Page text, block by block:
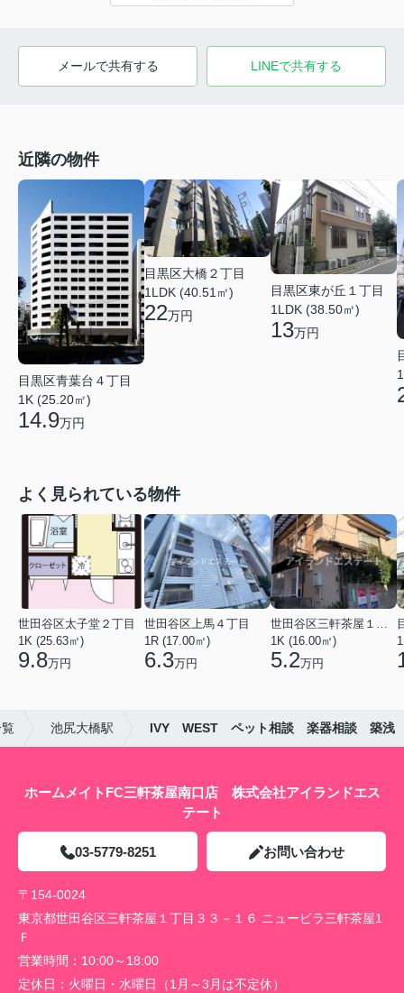
メールで共有する LINEで共有する
近隣の物件
目黒区青葉台４丁目
1K (25.20㎡)
14.9万円
目黒区大橋２丁目
1LDK (40.51㎡)
22万円
目黒区東が丘１丁目
1LDK (38.50㎡)
13万円
よく見られている物件
世田谷区太子堂２丁目
1K (25.63㎡)
9.8万円
世田谷区上馬４丁目
1R (17.00㎡)
6.3万円
世田谷区三軒茶屋１丁目
1K (16.00㎡)
5.2万円
池尻大橋駅 IVY WEST ペット相談 楽器相談 築浅
ホームメイトFC三軒茶屋南口店 株式会社アイランドエス
テート
03-5779-8251 お問い合わせ
〒154-0024
東京都世田谷区三軒茶屋１丁目３３－１６ ニュービラ三軒茶屋1
Ｆ
営業時間： 10:00～18:00
定休日： 火曜日・水曜日（1月～3月は不定休）